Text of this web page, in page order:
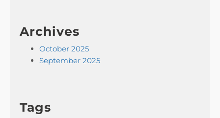
Archives
October 2025
September 2025
Tags